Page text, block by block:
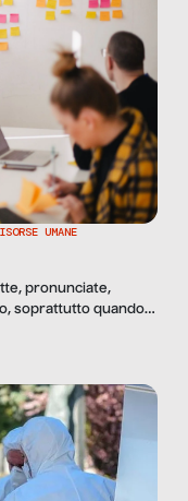
UMANE
pronunciate,
soprattutto quando
la maggior parte
a […]